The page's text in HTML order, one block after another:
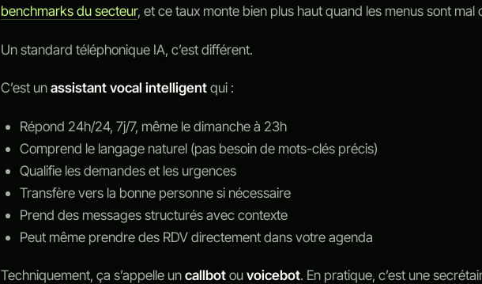
benchmarks du secteur, et ce taux monte bien plus haut quand les menus sont mal
Un standard téléphonique IA, c’est différent.
C’est unassistant vocal intelligentqui :
Répond 24h/24, 7j/7, même le dimanche à 23h
Comprend le langage naturel (pas besoin de mots-clés précis)
Qualifie les demandes et les urgences
Transfère vers la bonne personne si nécessaire
Prend des messages structurés avec contexte
Peut même prendre des RDV directement dans votre agenda
Techniquement, ça s’appelle uncallbotouvoicebot. En pratique, c’est une